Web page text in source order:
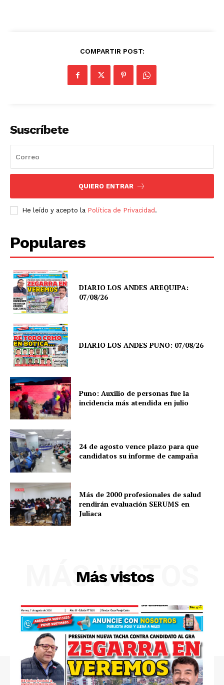
Diario los Andes
Nosotros
Contacto
Prensa
COMPARTIR POST:
Suscríbete
QUIERO ENTRAR
He leído y acepto la Política de Privacidad .
Populares
DIARIO LOS ANDES AREQUIPA:
07/08/26
DIARIO LOS ANDES PUNO: 07/08/26
Puno: Auxilio de personas fue la
incidencia más atendida en julio
24 de agosto vence plazo para que
candidatos su informe de campaña
Más de 2000 profesionales de salud
rendirán evaluación SERUMS en
Juliaca
Más vistos
MÁS VISTOS